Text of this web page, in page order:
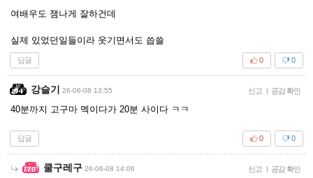
여배우도 잼나게 잘하건데
실제 있었던일들이라 웃기면서도 씁쓸
답글 0
0
강슬기 26-06-08 13:55 신고 | 공감 확인
40분까지 고구마 멕이다가 20분 사이다 ㅋㅋ
답글 0
0
쿨구레구 26-06-08 14:06 신고 | 공감 확인